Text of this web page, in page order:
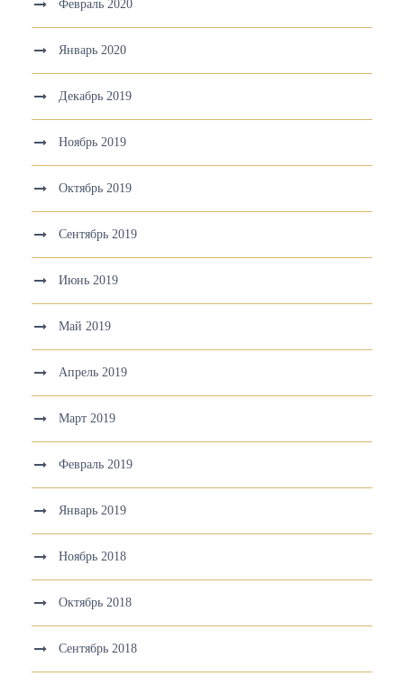
Февраль 2020
Январь 2020
Декабрь 2019
Ноябрь 2019
Октябрь 2019
Сентябрь 2019
Июнь 2019
Май 2019
Апрель 2019
Март 2019
Февраль 2019
Январь 2019
Ноябрь 2018
Октябрь 2018
Сентябрь 2018